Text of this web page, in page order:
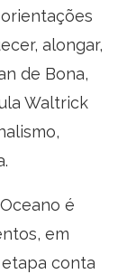
alongar,
de Bona,
Waltrick
é
em
etapa conta